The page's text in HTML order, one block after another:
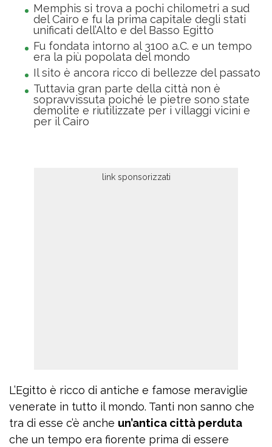
Memphis si trova a pochi chilometri a sud
del Cairo e fu la prima capitale degli stati
unificati dell’Alto e del Basso Egitto
Fu fondata intorno al 3100 a.C. e un tempo
era la più popolata del mondo
Il sito è ancora ricco di bellezze del passato
Tuttavia gran parte della città non è
sopravvissuta poiché le pietre sono state
demolite e riutilizzate per i villaggi vicini e
per il Cairo
L’Egitto è ricco di antiche e famose meraviglie
venerate in tutto il mondo. Tanti non sanno che
tra di esse c’è anche un’antica città perduta
che un tempo era fiorente prima di essere